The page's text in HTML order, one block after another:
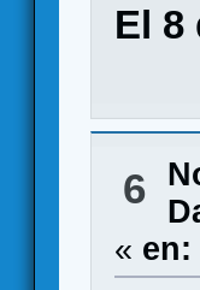
El 8
6
« en: